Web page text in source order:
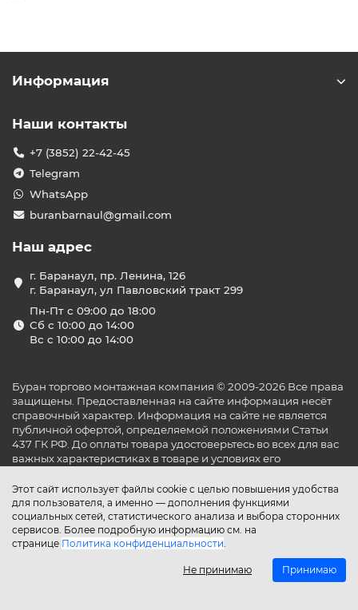
Этот сайт использует файлы cookie с целью повышения удобства
для пользователя, а именно — дополнения функциями
социальных сетей, статистического анализа и выбора сторонних
сервисов. Более подробную информацию см. на
странице Политика конфиденциальности.
Не принимаю Принимаю
Информация
Наши контакты
+7 (3852) 22-42-45
Telegram
WhatsApp
buranbarnaul@gmail.com
Наш адрес
г. Баранаул, пр. Ленина, 126
г. Баранаул, ул Павловский тракт 299
Пн-Пт с 09:00 до 18:00
Сб с 10:00 до 14:00
Вс с 10:00 до 14:00
Буран торгово монтажная компания © 2009-2026 Все права
защищены. Предоставленная на сайте информация несёт
справочный характер. Информация на сайте не является
публичной офертой, определяемой положениями Статьи
437 ГК РФ. До оплаты товара удостоверьтесь во всех для вас
важных характеристиках в товаре и условиях его